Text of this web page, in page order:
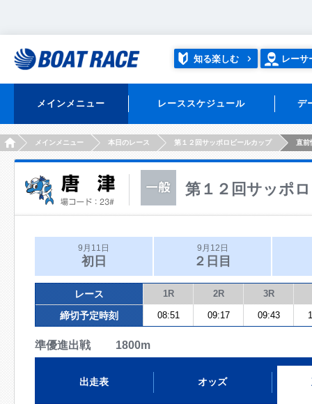
知る楽しむ レーサ
メインメニュー レーススケジュール デ
HOMEメインメニュー 本日のレース 第１２回サッポロビールカップ 直前
第１２回サッポ
9月11日
初日
9月12日
２日目
レース 1R 2R 3R
締切予定時刻 08:51 09:17 09:43
準優進出戦 1800m
出走表 オッズ